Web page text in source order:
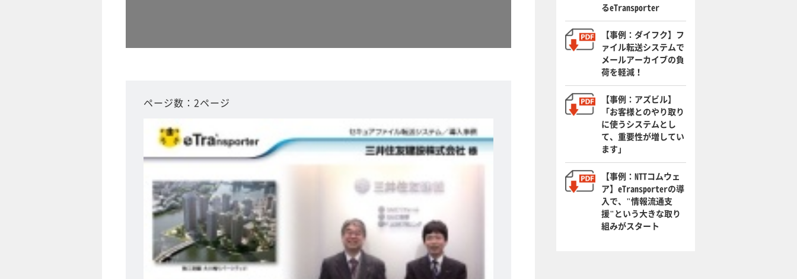
ページ数：2ページ
るeTransporter
【事例：ダイフク】フ
ァイル転送システムで
メールアーカイブの負
荷を軽減！
【事例：アズビル】
「お客様とのやり取り
に使うシステムとし
て、重要性が増してい
ます」
【事例：NTTコムウェ
ア】eTransporterの導
入で、"情報流通支
援"という大きな取り
組みがスタート